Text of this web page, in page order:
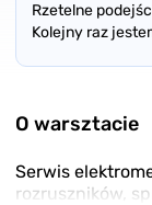
Rzetelne
Kolejny raz
of
3
O warsztacie
Serwis
rozruszników,